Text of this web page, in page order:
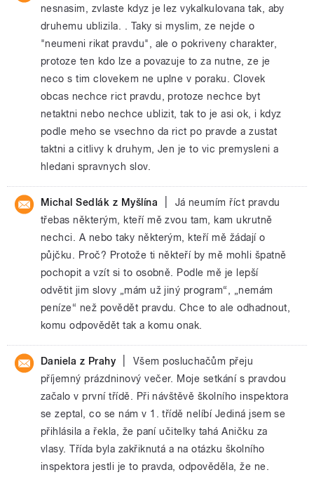
nesnasim, zvlaste kdyz je lez vykalkulovana tak, aby
druhemu ublizila. . Taky si myslim, ze nejde o
"neumeni rikat pravdu", ale o pokriveny charakter,
protoze ten kdo lze a povazuje to za nutne, ze je
neco s tim clovekem ne uplne v poraku. Clovek
obcas nechce rict pravdu, protoze nechce byt
netaktni nebo nechce ublizit, tak to je asi ok, i kdyz
podle meho se vsechno da rict po pravde a zustat
taktni a citlivy k druhym, Jen je to vic premysleni a
hledani spravnych slov.
Michal Sedlák z Myšlína
Já neumím říct pravdu
třebas některým, kteří mě zvou tam, kam ukrutně
nechci. A nebo taky některým, kteří mě žádají o
půjčku. Proč? Protože ti někteří by mě mohli špatně
pochopit a vzít si to osobně. Podle mě je lepší
odvětit jim slovy „mám už jiný program“, „nemám
peníze“ než povědět pravdu. Chce to ale odhadnout,
komu odpovědět tak a komu onak.
Daniela z Prahy
Všem posluchačům přeju
příjemný prázdninový večer. Moje setkání s pravdou
začalo v první třídě. Při návštěvě školního inspektora
se zeptal, co se nám v 1. třídě nelíbí Jediná jsem se
přihlásila a řekla, že paní učitelky tahá Aničku za
vlasy. Třída byla zakřiknutá a na otázku školního
inspektora jestli je to pravda, odpověděla, že ne.